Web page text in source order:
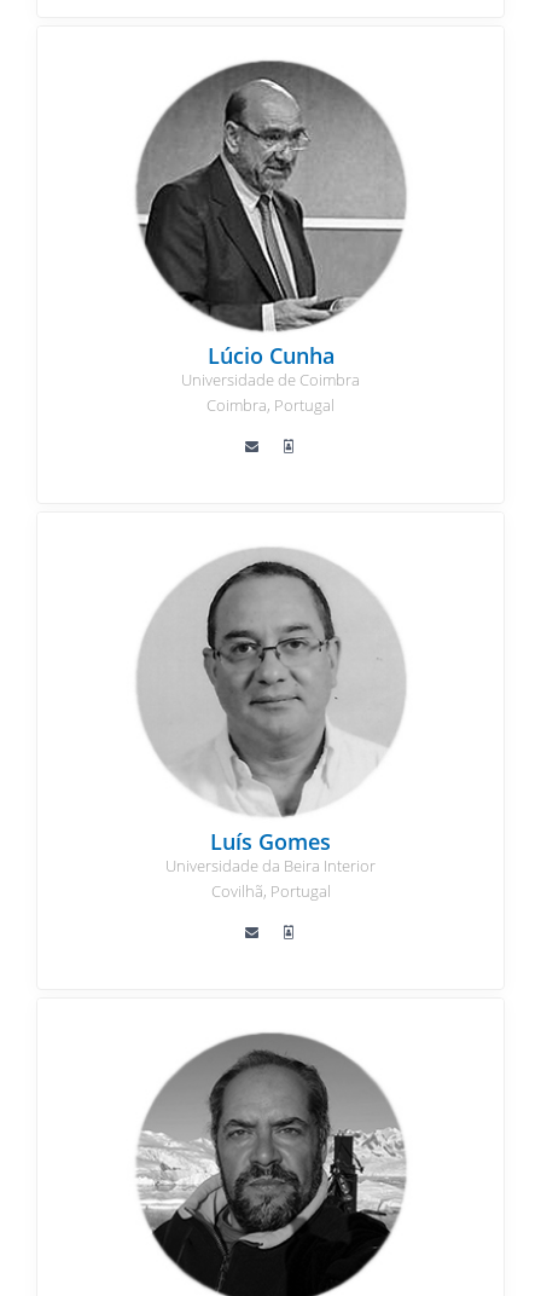
Lúcio Cunha
Universidade de Coimbra
Coimbra, Portugal
Luís Gomes
Universidade da Beira Interior
Covilhã, Portugal